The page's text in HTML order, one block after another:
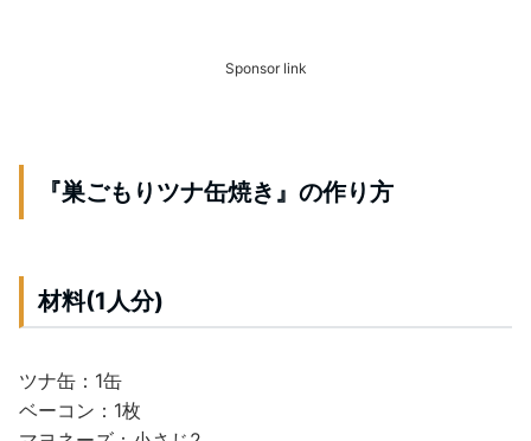
Sponsor link
『巣ごもりツナ缶焼き』の作り方
材料(1人分)
ツナ缶：1缶
ベーコン：1枚